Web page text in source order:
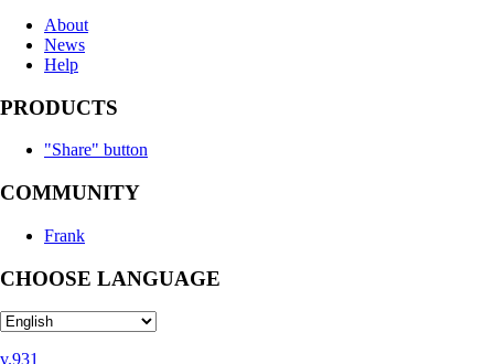
About
News
Help
PRODUCTS
"Share" button
COMMUNITY
Frank
CHOOSE LANGUAGE
v.931